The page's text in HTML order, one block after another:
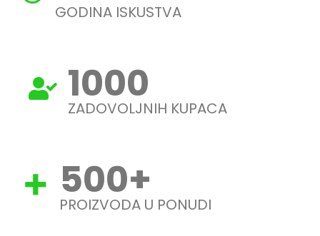
GODINA ISKUSTVA
1000
ZADOVOLJNIH KUPACA
500+
PROIZVODA U PONUDI